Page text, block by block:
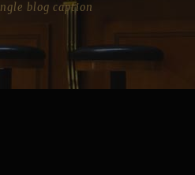
blog caption